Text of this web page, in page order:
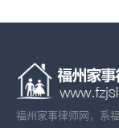
福州家事律师网，系